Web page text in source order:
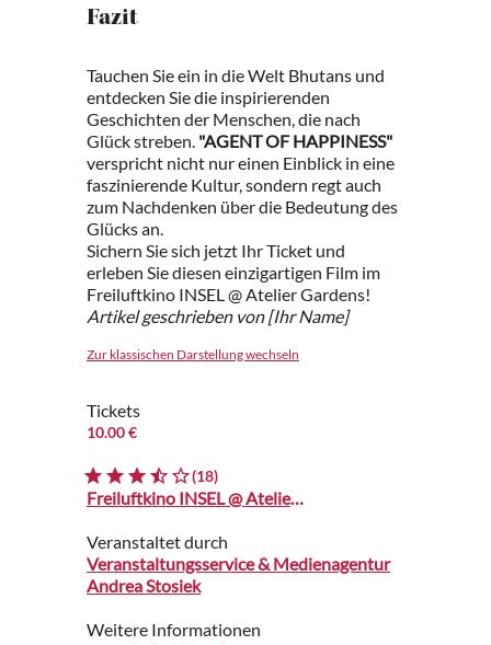
Fazit
Tauchen Sie ein in die Welt Bhutans und
entdecken Sie die inspirierenden
Geschichten der Menschen, die nach
Glück streben. "AGENT OF HAPPINESS"
verspricht nicht nur einen Einblick in eine
faszinierende Kultur, sondern regt auch
zum Nachdenken über die Bedeutung des
Glücks an.
Sichern Sie sich jetzt Ihr Ticket und
erleben Sie diesen einzigartigen Film im
Freiluftkino INSEL @ Atelier Gardens!
Artikel geschrieben von [Ihr Name]
Zur klassischen Darstellung wechseln
Tickets
10.00 €
(18)
Freiluftkino INSEL @ Atelier Gardens
Veranstaltet durch
Veranstaltungsservice & Medienagentur
Andrea Stosiek
Weitere Informationen